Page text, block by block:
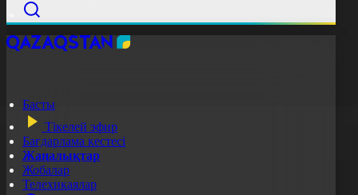
Басты
Тікелей эфир
Бағдарлама кестесі
Жаңалықтар
Жобалар
Телехикаялар